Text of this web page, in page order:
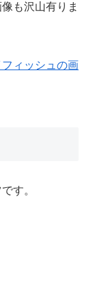
も沢山有りま
ィッシュの画
す。